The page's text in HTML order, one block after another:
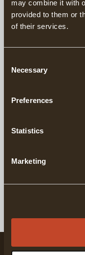
may combine it with
provided to them or
of their services.
Selection
Necessary
Preferences
Statistics
Marketing
Hohldechsel.
Leder.
BESCHREIBUNG